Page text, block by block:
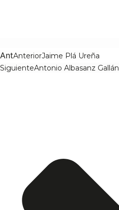
AntAnteriorJaime Plá Ureña
SiguienteAntonio Albasanz Gallán